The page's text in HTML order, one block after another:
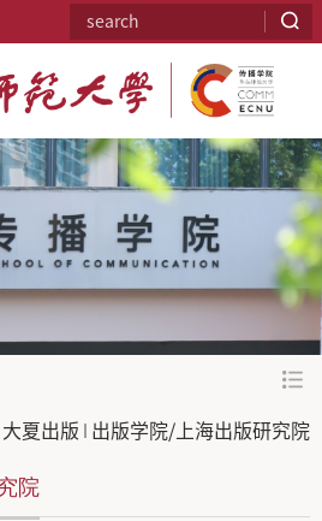
大夏出版 出版学院/上海出版研究院
院